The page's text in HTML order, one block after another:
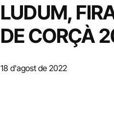
LUDUM,
DE CORÇÀ
18 d'agost de 2022